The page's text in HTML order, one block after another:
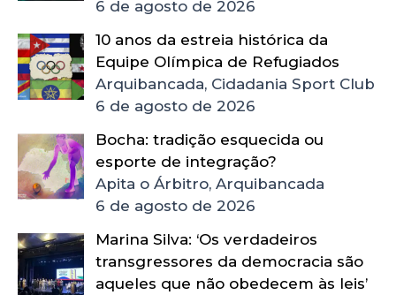
6 de agosto de 2026
10 anos da estreia histórica da
Equipe Olímpica de Refugiados
Arquibancada, Cidadania Sport Club
6 de agosto de 2026
Bocha: tradição esquecida ou
esporte de integração?
Apita o Árbitro, Arquibancada
6 de agosto de 2026
Marina Silva: ‘Os verdadeiros
transgressores da democracia são
aqueles que não obedecem às leis’